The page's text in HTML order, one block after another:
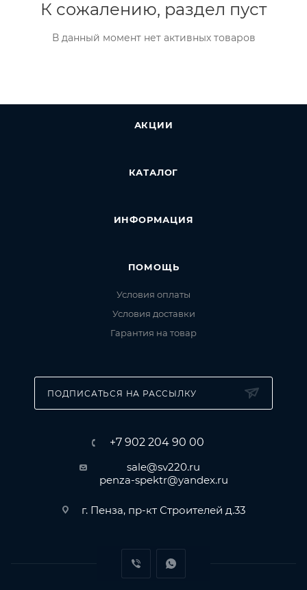
К сожалению, раздел пуст
В данный момент нет активных товаров
АКЦИИ
КАТАЛОГ
ИНФОРМАЦИЯ
ПОМОЩЬ
Условия оплаты
Условия доставки
Гарантия на товар
ПОДПИСАТЬСЯ НА РАССЫЛКУ
+7 902 204 90 00
sale@sv220.ru
penza-spektr@yandex.ru
г. Пенза, пр-кт Строителей д.33